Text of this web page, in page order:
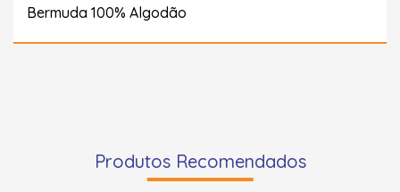
Bermuda 100% Algodão
Produtos Recomendados